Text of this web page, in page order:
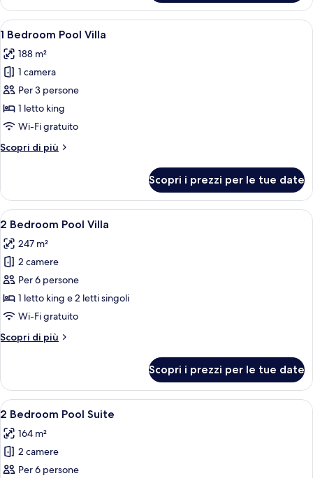
Bedroom
Family
Suite
Apri
tutte
le
foto
per
1
Bedroom
Villa
Una casa moderna con piscina,
6
1 Bedroom Pool Villa
188 m²
1 camera
Per 3 persone
1 letto king
Wi-Fi gratuito
Scopri di più
Altri
Bedroom
Pool
Villa
Scopri i prezzi per le tue date
Apri
tutte
le
foto
per
2
Bedroom
Villa
Una casa moderna con piscina,
8
2 Bedroom Pool Villa
247 m²
2 camere
Per 6 persone
1 letto king e 2 letti singoli
Wi-Fi gratuito
Scopri di più
Altri
Bedroom
Pool
Villa
Scopri i prezzi per le tue date
Apri
tutte
le
foto
per
Area piscina moderna con patio in
5
2 Bedroom Pool Suite
164 m²
2 camere
Per 6 persone